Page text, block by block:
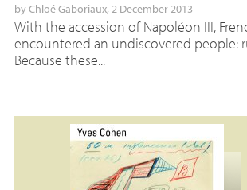
byChloé Gaboriaux, 2 December 2013
With the accession of Napoléon III,
encountered an undiscovered people:
Because these...